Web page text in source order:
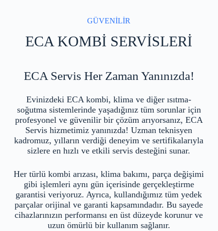
GÜVENİLİR
ECA KOMBİ SERVİSLERİ
ECA Servis Her Zaman Yanınızda!
Evinizdeki ECA kombi, klima ve diğer ısıtma-
soğutma sistemlerinde yaşadığınız tüm sorunlar için
profesyonel ve güvenilir bir çözüm arıyorsanız, ECA
Servis hizmetimiz yanınızda! Uzman teknisyen
kadromuz, yılların verdiği deneyim ve sertifikalarıyla
sizlere en hızlı ve etkili servis desteğini sunar.
Her türlü kombi arızası, klima bakımı, parça değişimi
gibi işlemleri aynı gün içerisinde gerçekleştirme
garantisi veriyoruz. Ayrıca, kullandığımız tüm yedek
parçalar orijinal ve garanti kapsamındadır. Bu sayede
cihazlarınızın performansı en üst düzeyde korunur ve
uzun ömürlü bir kullanım sağlanır.